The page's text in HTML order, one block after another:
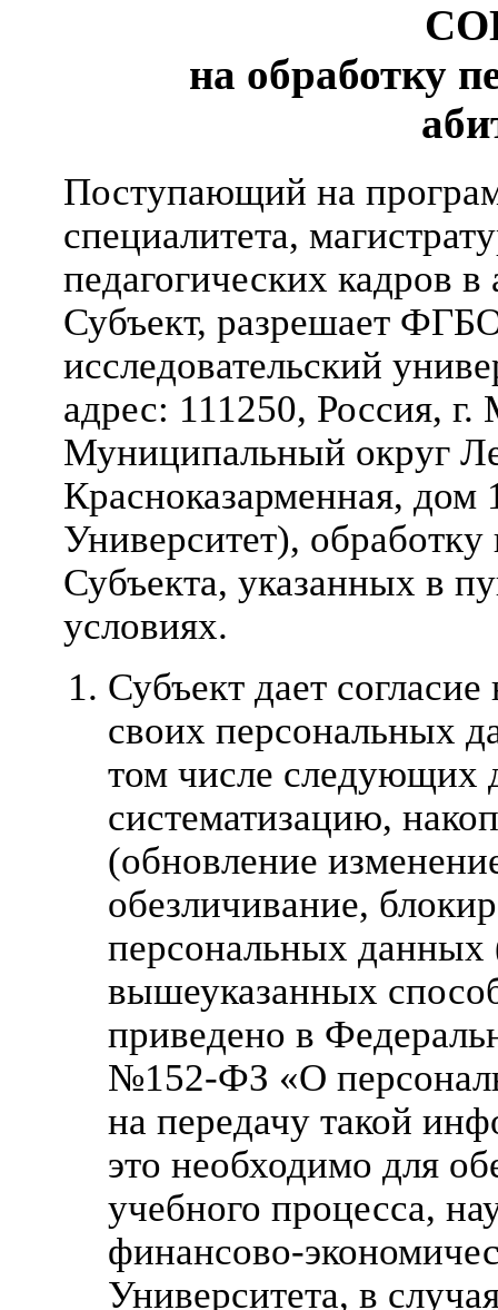
на обработку
Поступающий на
специалитета,
педагогических кадров
Субъект, разрешает
исследовательский
адрес: 111250, Россия, г.
Муниципальный округ
Красноказарменная, дом
Университет),
Субъекта, указанных в
условиях.
Субъект дает
своих персональных
том числе следующих
систематизацию,
(обновление
обезличивание,
персональных
вышеуказанных
приведено в
№152-ФЗ «О
на передачу такой
это необходимо для
учебного процесса,
финансово-
Университета, в